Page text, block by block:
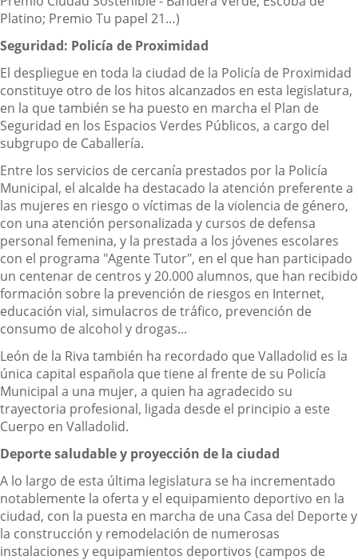
Platino; Premio Tu papel 21…)
Seguridad: Policía de Proximidad
El despliegue en toda la ciudad de la Policía de Proximidad
constituye otro de los hitos alcanzados en esta legislatura,
en la que también se ha puesto en marcha el Plan de
Seguridad en los Espacios Verdes Públicos, a cargo del
subgrupo de Caballería.
Entre los servicios de cercanía prestados por la Policía
Municipal, el alcalde ha destacado la atención preferente a
las mujeres en riesgo o víctimas de la violencia de género,
con una atención personalizada y cursos de defensa
personal femenina, y la prestada a los jóvenes escolares
con el programa "Agente Tutor", en el que han participado
un centenar de centros y 20.000 alumnos, que han recibido
formación sobre la prevención de riesgos en Internet,
educación vial, simulacros de tráfico, prevención de
consumo de alcohol y drogas...
León de la Riva también ha recordado que Valladolid es la
única capital española que tiene al frente de su Policía
Municipal a una mujer, a quien ha agradecido su
trayectoria profesional, ligada desde el principio a este
Cuerpo en Valladolid.
Deporte saludable y proyección de la ciudad
A lo largo de esta última legislatura se ha incrementado
notablemente la oferta y el equipamiento deportivo en la
ciudad, con la puesta en marcha de una Casa del Deporte y
la construcción y remodelación de numerosas
instalaciones y equipamientos deportivos (campos de